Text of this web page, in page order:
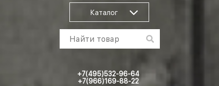
Каталог
+7(495)532-96-64
+7(966)169-88-22